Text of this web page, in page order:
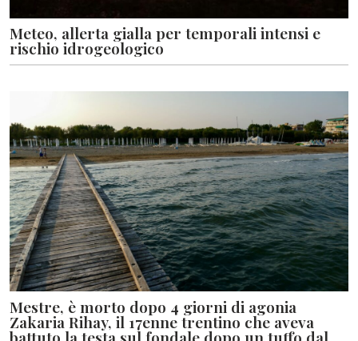
Meteo, allerta gialla per temporali intensi e
rischio idrogeologico
Mestre, è morto dopo 4 giorni di agonia
Zakaria Rihay, il 17enne trentino che aveva
battuto la testa sul fondale dopo un tuffo dal